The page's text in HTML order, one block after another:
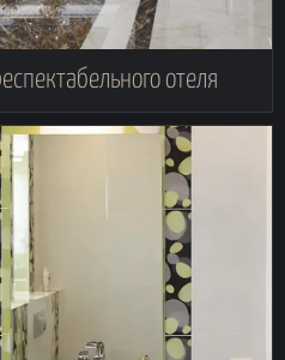
отеля